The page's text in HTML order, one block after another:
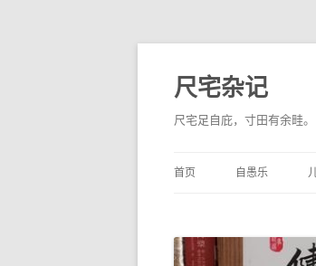
尺宅杂记
尺宅足自庇，寸田有余畦。
首页 自愚乐